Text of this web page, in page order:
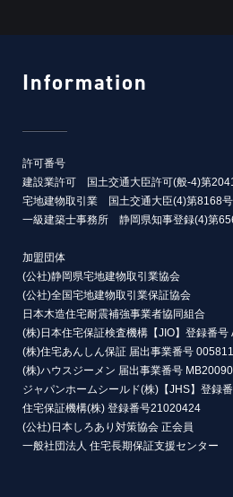
Information
許可番号
建設業許可 国土交通大臣許可(般-4)第
宅地建物取引業 国土交通大臣(4)第8168号
一級建築士事務所 静岡県知事登録(4)第
加盟団体
(公社)静岡県宅地建物取引業協会
(公社)全国宅地建物取引業保証協会
日本木造住宅耐震補強事業者協同組合
(株)日本住宅保証検査機構【JIO】登録番号
(株)住宅あんしん保証 届出事業番号 005811
(株)ハウスジーメン 届出事業番号
ジャパンホームシールド(株)【JHS】登録
住宅保証機構(株) 登録番号21020424
(公社)日本しろあり対策協会 正会員
一般社団法人 住宅長期保証支援センター